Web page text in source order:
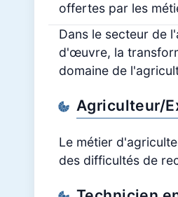
offertes par les
Dans le secteur de
d'œuvre, la
domaine de
Agriculteur/
Le métier
des difficultés de